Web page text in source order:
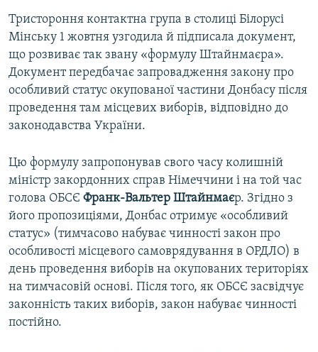
Тристороння контактна група в столиці Білорусі
Мінську 1 жовтня узгодила й підписала документ,
що розвиває так звану «формулу Штайнмаєра».
Документ передбачає запровадження закону про
особливий статус окупованої частини Донбасу після
проведення там місцевих виборів, відповідно до
законодавства України.
Цю формулу запропонував свого часу колишній
міністр закордонних справ Німеччини і на той час
голова ОБСЄ Франк-Вальтер Штайнмаєр. Згідно з
його пропозиціями, Донбас отримує «особливий
статус» (тимчасово набуває чинності закон про
особливості місцевого самоврядування в ОРДЛО) в
день проведення виборів на окупованих територіях
на тимчасовій основі. Після того, як ОБСЄ засвідчує
законність таких виборів, закон набуває чинності
постійно.